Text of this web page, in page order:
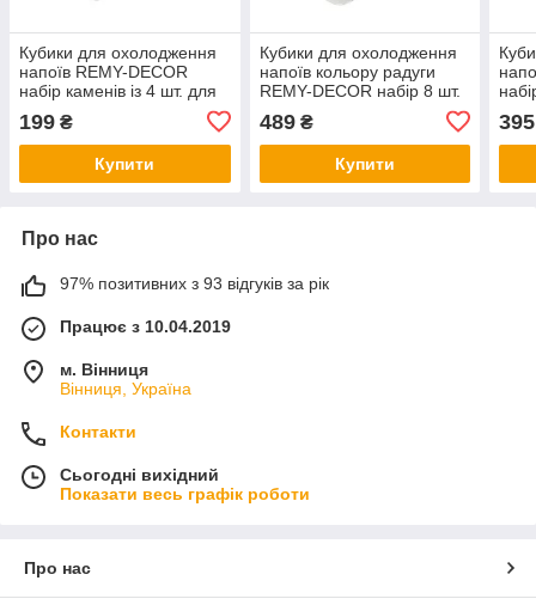
Кубики для охолодження
напоїв REMY-DECOR
набір каменів із 4 шт. для
нержавіюча сталь
199 ₴
Купити
Кубики для охолодження
напоїв кольору радуги
REMY-DECOR набір 8 шт.
каменів для охолодження
віскі та щипчики
нержавіюча сталь
489₴
Купити
395
Про нас
97% позитивних з 93 відгуків за рік
Працює з 10.04.2019
м. Вінниця
Вінниця, Україна
Контакти
Сьогодні вихідний
Показати весь графік роботи
Про нас